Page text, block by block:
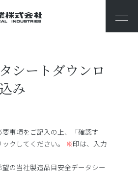
シートダウンロ
み
事項をご記入の上、「確認す
クしてください。
※印は、入力
の当社製造品目安全データシー